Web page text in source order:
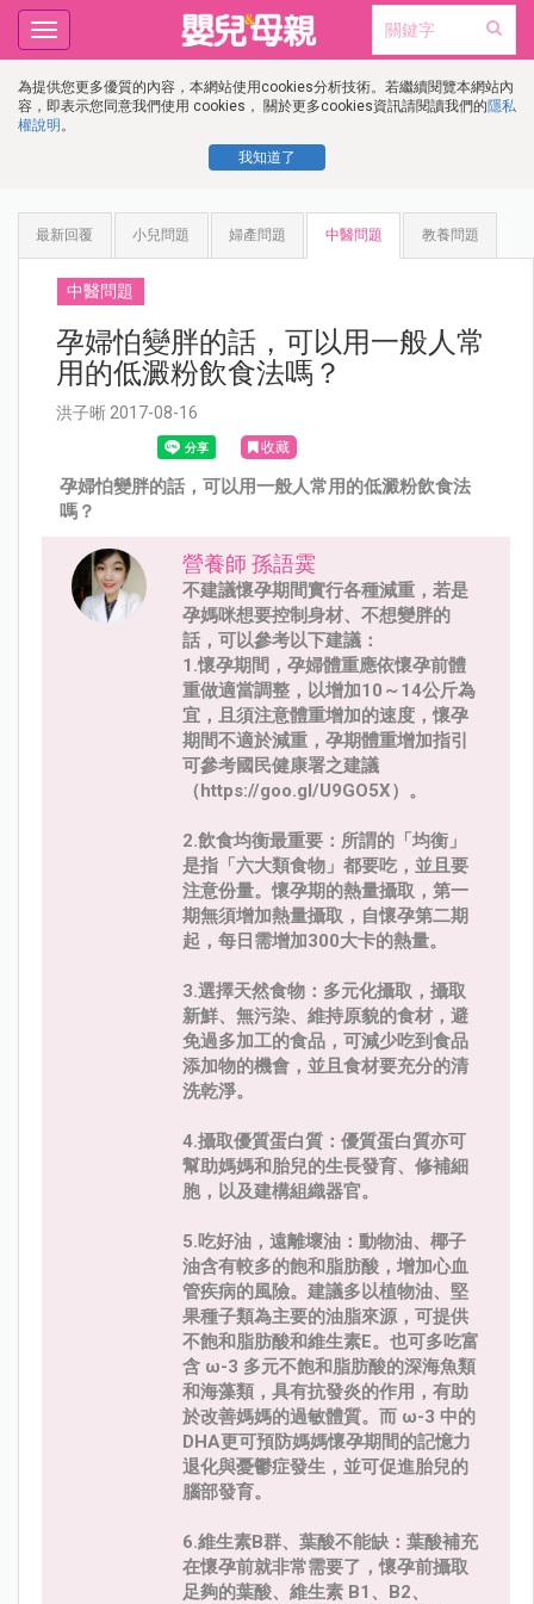
為提供您更多優質的內容，本網站使用cookies分析技術。若繼續閱覽本網站內
容，即表示您同意我們使用 cookies， 關於更多cookies資訊請閱讀我們的隱私
權說明 。
我知道了
Toggle
navigation
最新回覆 小兒問題 婦產問題 中醫問題 教養問題
中醫問題
孕婦怕變胖的話，可以用一般人常
用的低澱粉飲食法嗎？
洪子晰 2017-08-16
收藏
孕婦怕變胖的話，可以用一般人常用的低澱粉飲食法
嗎？
營養師 孫語霙
不建議懷孕期間實行各種減重，若是
孕媽咪想要控制身材、不想變胖的
話，可以參考以下建議：
1.懷孕期間，孕婦體重應依懷孕前體
重做適當調整，以增加10～14公斤為
宜，且須注意體重增加的速度，懷孕
期間不適於減重，孕期體重增加指引
可參考國民健康署之建議
（https://goo.gl/U9GO5X）。
2.飲食均衡最重要：所謂的「均衡」
是指「六大類食物」都要吃，並且要
注意份量。懷孕期的熱量攝取，第一
期無須增加熱量攝取，自懷孕第二期
起，每日需增加300大卡的熱量。
3.選擇天然食物：多元化攝取，攝取
新鮮、無污染、維持原貌的食材，避
免過多加工的食品，可減少吃到食品
添加物的機會，並且食材要充分的清
洗乾淨。
4.攝取優質蛋白質：優質蛋白質亦可
幫助媽媽和胎兒的生長發育、修補細
胞，以及建構組織器官。
5.吃好油，遠離壞油：動物油、椰子
油含有較多的飽和脂肪酸，增加心血
管疾病的風險。建議多以植物油、堅
果種子類為主要的油脂來源，可提供
不飽和脂肪酸和維生素E。也可多吃富
含 ω-3 多元不飽和脂肪酸的深海魚類
和海藻類，具有抗發炎的作用，有助
於改善媽媽的過敏體質。而 ω-3 中的
DHA更可預防媽媽懷孕期間的記憶力
退化與憂鬱症發生，並可促進胎兒的
腦部發育。
6.維生素B群、葉酸不能缺：葉酸補充
在懷孕前就非常需要了，懷孕前攝取
足夠的葉酸、維生素 B1、B2、